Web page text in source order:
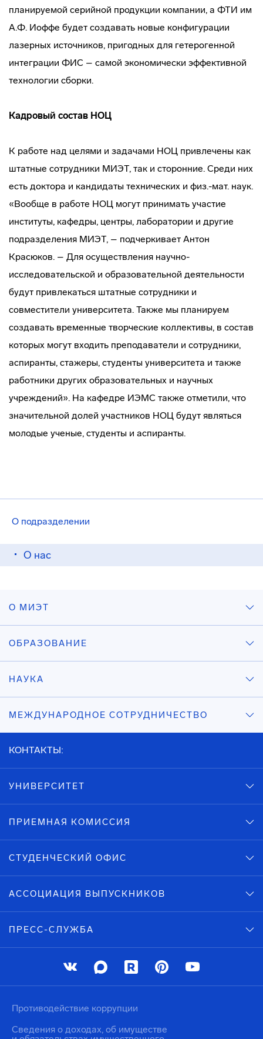
О подразделении
О нас
планируемой серийной продукции компании, а ФТИ им
А.Ф. Иоффе будет создавать новые конфигурации
лазерных источников, пригодных для гетерогенной
интеграции ФИС – самой экономически эффективной
технологии сборки.
Кадровый состав НОЦ
К работе над целями и задачами НОЦ привлечены как
штатные сотрудники МИЭТ, так и сторонние. Среди них
есть доктора и кандидаты технических и физ.-мат. наук.
«Вообще в работе НОЦ могут принимать участие
институты, кафедры, центры, лаборатории и другие
подразделения МИЭТ, – подчеркивает Антон
Красюков. – Для осуществления научно-
исследовательской и образовательной деятельности
будут привлекаться штатные сотрудники и
совместители университета. Также мы планируем
создавать временные творческие коллективы, в состав
которых могут входить преподаватели и сотрудники,
аспиранты, стажеры, студенты университета и также
работники других образовательных и научных
учреждений». На кафедре ИЭМС также отметили, что
значительной долей участников НОЦ будут являться
молодые ученые, студенты и аспиранты.
О МИЭТ
ОБРАЗОВАНИЕ
НАУКА
МЕЖДУНАРОДНОЕ СОТРУДНИЧЕСТВО
КОНТАКТЫ:
УНИВЕРСИТЕТ
ПРИЕМНАЯ КОМИССИЯ
СТУДЕНЧЕСКИЙ ОФИС
АССОЦИАЦИЯ ВЫПУСКНИКОВ
ПРЕСС-СЛУЖБА
Противодействие коррупции
Сведения о доходах, об имуществе